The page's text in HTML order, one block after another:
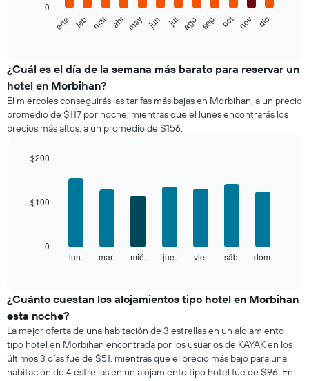
siguiente
el
precio
promedio
de
una
habitación
mes
muestra
El
gráfico
muestra
1
eje
Y
ene. feb. mar. abr.may. jun. jul. ago. sep. oct. nov. dic.
0
¿Cuál es el día de la semana más barato para reservar un
hotel en Morbihan?
El miércoles conseguirás las tarifas más bajas en Morbihan, a un precio
promedio de $117 por noche; mientras que el lunes encontrarás los
precios más altos, a un promedio de $156.
el
precio
promedio
de
una
habitación
por
lun. mar. mié. jue. vie. sáb. dom.
0
$100
$200
¿Cuánto cuestan los alojamientos tipo hotel en Morbihan
esta noche?
La mejor oferta de una habitación de 3 estrellas en un alojamiento
tipo hotel en Morbihan encontrada por los usuarios de KAYAK en los
últimos 3 días fue de $51, mientras que el precio más bajo para una
habitación de 4 estrellas en un alojamiento tipo hotel fue de $96. En